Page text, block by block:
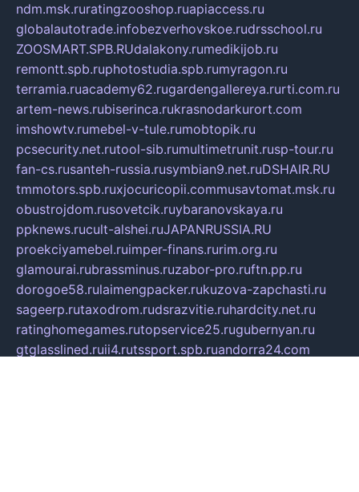
ndm.msk.ruratingzooshop.ruapiaccess.ru
globalautotrade.infobezverhovskoe.rudrsschool.ru
ZOOSMART.SPB.RUdalakony.rumedikijob.ru
remontt.spb.ruphotostudia.spb.rumyragon.ru
terramia.ruacademy62.rugardengallereya.rurti.com.ru
artem-news.rubiserinca.rukrasnodarkurort.com
imshowtv.rumebel-v-tule.rumobtopik.ru
pcsecurity.net.rutool-sib.rumultimetrunit.rusp-tour.ru
fan-cs.rusanteh-russia.rusymbian9.net.ruDSHAIR.RU
tmmotors.spb.ruxjocuricopii.commusavtomat.msk.ru
obustrojdom.rusovetcik.ruybaranovskaya.ru
ppknews.rucult-alshei.ruJAPANRUSSIA.RU
proekciyamebel.ruimper-finans.rurim.org.ru
glamourai.rubrassminus.ruzabor-pro.ruftn.pp.ru
dorogoe58.rulaimengpacker.rukuzova-zapchasti.ru
sageerp.rutaxodrom.rudsrazvitie.ruhardcity.net.ru
ratinghomegames.rutopservice25.rugubernyan.ru
gtglasslined.ruii4.rutssport.spb.ruandorra24.com